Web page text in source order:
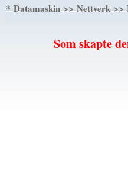
*Datamaskin>>Nettverk>>
Som skapte